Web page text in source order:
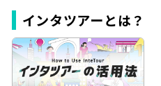
インタツアーとは？